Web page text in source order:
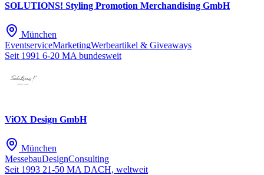
SOLUTIONS! Styling Promotion Merchandising GmbH
München
EventserviceMarketingWerbeartikel & Giveaways
Seit 1991 6-20 MA bundesweit
ViOX Design GmbH
München
MessebauDesignConsulting
Seit 1993 21-50 MA DACH, weltweit